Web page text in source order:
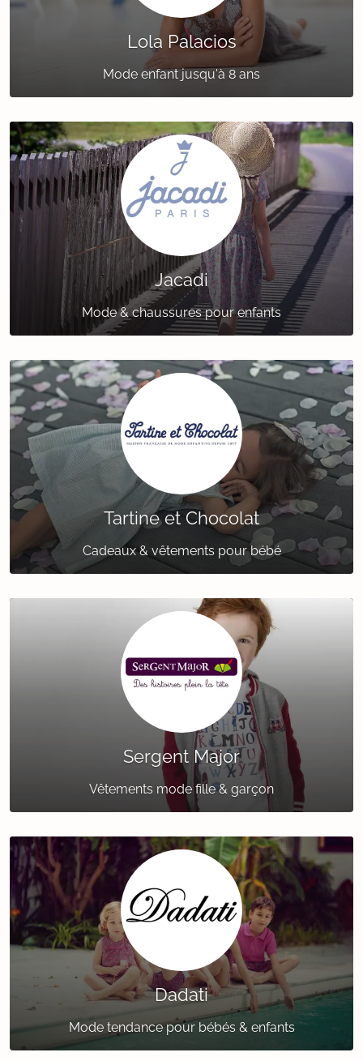
Lola Palacios
Mode enfant jusqu'à 8 ans
Jacadi
Mode & chaussures pour enfants
Tartine et Chocolat
Cadeaux & vêtements pour bébé
Sergent Major
Vêtements mode fille & garçon
Dadati
Mode tendance pour bébés & enfants